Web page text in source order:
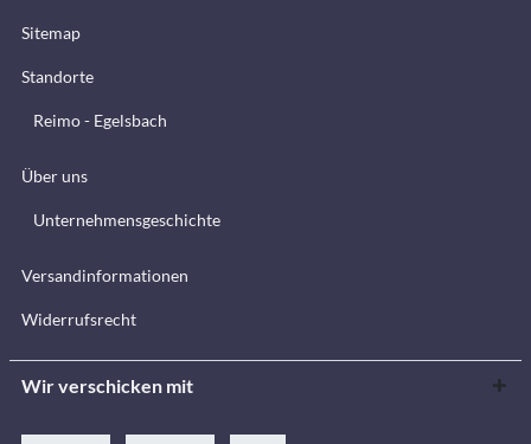
Sitemap
Standorte
Reimo - Egelsbach
Über uns
Unternehmensgeschichte
Versandinformationen
Widerrufsrecht
Wir verschicken mit